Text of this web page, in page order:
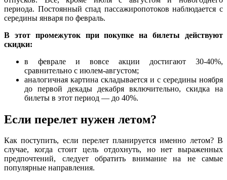
периода. Постоянный спад пассажиропотоков наблюдается с
середины января по февраль.
В этот промежуток при покупке на билеты действуют
скидки:
в феврале и вовсе акции достигают 30-40%,
сравнительно с июлем-августом;
аналогичная картина складывается и с середины ноября
до первой декады декабря включительно, скидка на
билеты в этот период — до 40%.
Если перелет нужен летом?
Как поступить, если перелет планируется именно летом? В
случае, когда стоит цель отдохнуть, но нет выраженных
предпочтений, следует обратить внимание на не самые
популярные направления.